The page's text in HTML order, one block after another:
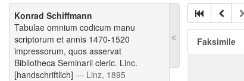
Konrad Schiffmann
Tabulae omnium codicum manu
scriptorum et annis 1470-1520
impressorum, quos asservat
Bibliotheca Seminarii cleric. Linc.
[handschriftlich] — Linz, 1895
Faksimile